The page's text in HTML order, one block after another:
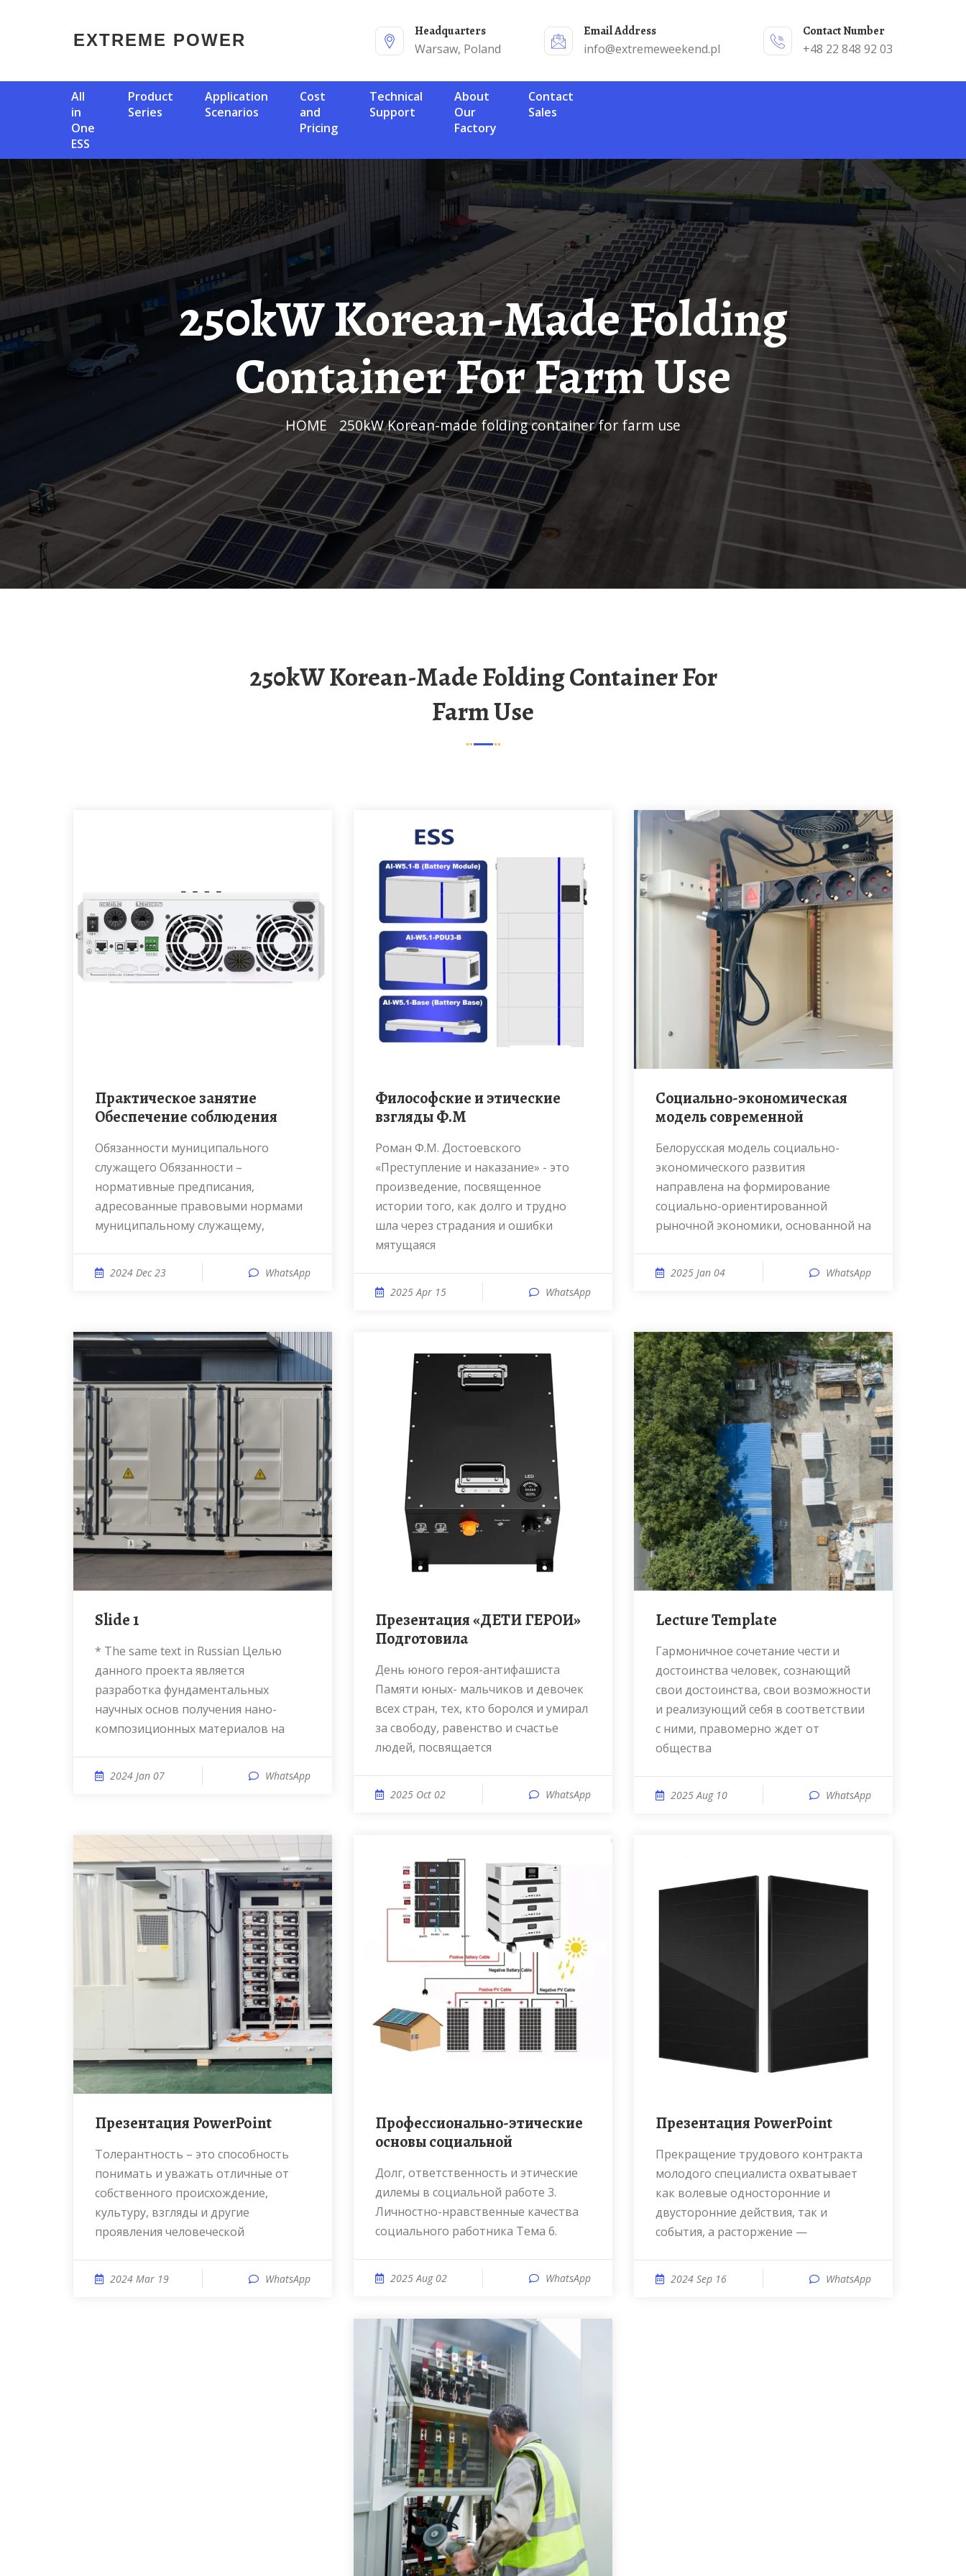
EXTREME POWER
Headquarters
Warsaw, Poland
Email Address
info@extremeweekend.pl
Contact Number
+48 22 848 92 03
All
in
One
ESS
Product
Series
Application
Scenarios
Cost
and
Pricing
Technical
Support
About
Our
Factory
Contact
Sales
250kW Korean-Made Folding
Container For Farm Use
HOME 250kW Korean-made folding container for farm use
250kW Korean-Made Folding Container For
Farm Use
Практическое занятие
Обеспечение соблюдения
Обязанности муниципального
служащего Обязанности –
нормативные предписания,
адресованные правовыми нормами
муниципальному служащему,
2024 Dec 23 WhatsApp
Философские и этические
взгляды Ф.М
Роман Ф.М. Достоевского
«Преступление и наказание» - это
произведение, посвященное
истории того, как долго и трудно
шла через страдания и ошибки
мятущаяся
2025 Apr 15 WhatsApp
Социально-экономическая
модель современной
Белорусская модель социально-
экономического развития
направлена на формирование
социально-ориентированной
рыночной экономики, основанной на
2025 Jan 04 WhatsApp
Slide 1
* The same text in Russian Целью
данного проекта является
разработка фундаментальных
научных основ получения нано-
композиционных материалов на
2024 Jan 07 WhatsApp
Презентация «ДЕТИ ГЕРОИ»
Подготовила
День юного героя-антифашиста
Памяти юных- мальчиков и девочек
всех стран, тех, кто боролся и умирал
за свободу, равенство и счастье
людей, посвящается
2025 Oct 02 WhatsApp
Lecture Template
Гармоничное сочетание чести и
достоинства человек, сознающий
свои достоинства, свои возможности
и реализующий себя в соответствии
с ними, правомерно ждет от
общества
2025 Aug 10 WhatsApp
Презентация PowerPoint
Толерантность – это способность
понимать и уважать отличные от
собственного происхождение,
культуру, взгляды и другие
проявления человеческой
2024 Mar 19 WhatsApp
Профессионально-этические
основы социальной
Долг, ответственность и этические
дилемы в социальной работе 3.
Личностно-нравственные качества
социального работника Тема 6.
2025 Aug 02 WhatsApp
Презентация PowerPoint
Прекращение трудового контракта
молодого специалиста охватывает
как волевые односторонние и
двусторонние действия, так и
события, а расторжение —
2024 Sep 16 WhatsApp